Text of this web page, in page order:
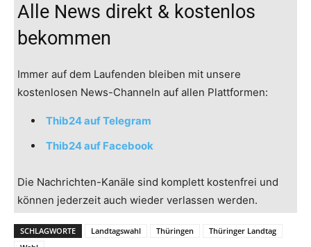
Alle News direkt & kostenlos
bekommen
Immer auf dem Laufenden bleiben mit unsere
kostenlosen News-Channeln auf allen Plattformen:
Thib24 auf Telegram
Thib24 auf Facebook
Die Nachrichten-Kanäle sind komplett kostenfrei und
können jederzeit auch wieder verlassen werden.
SCHLAGWORTE Landtagswahl Thüringen
Thüringer Landtag